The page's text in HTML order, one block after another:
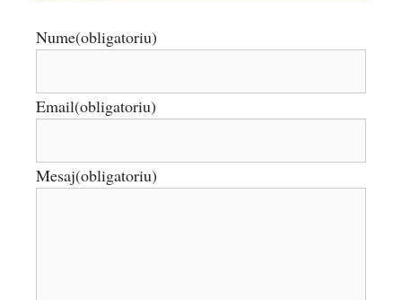
Nume(obligatoriu)
Email(obligatoriu)
Mesaj(obligatoriu)